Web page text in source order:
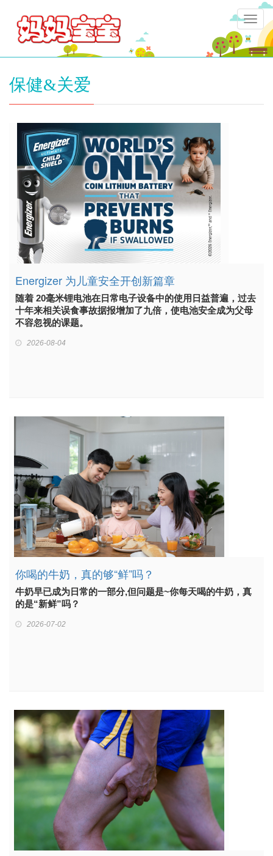
保健&关爱
Energizer 为儿童安全开创新篇章
随着 20毫米锂电池在日常电子设备中的使用日益普遍，过去
十年来相关误食事故据报增加了九倍，使电池安全成为父母
不容忽视的课题。
2026-08-04
你喝的牛奶，真的够“鲜”吗？
牛奶早已成为日常的一部分,但问题是~你每天喝的牛奶，真
的是“新鲜”吗？
2026-07-02